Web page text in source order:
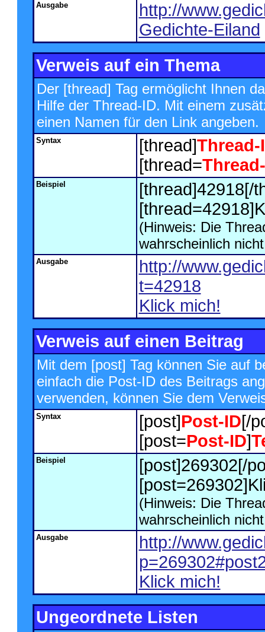
Ausgabe
http://
Gedichte-Eiland
Verweis auf ein Thema
Der [thread] Tag ermöglicht Ihnen
Hilfe der Thread-ID. Mit einem
einen Namen für den Link angeben.
Syntax [thread]Thread-
[thread=
Beispiel
[thread]42918[/
(Hinweis: Die
wahrscheinlich
Ausgabe
http://
t=42918
Klick mich!
Verweis auf einen Beitrag
Mit dem [post] Tag können Sie auf
einfach die Post-ID des Beitrags
verwenden, können Sie dem
Syntax [post]Post-ID[/
[post=Post-ID]
Beispiel
[post]269302[/
(Hinweis: Die
wahrscheinlich
Ausgabe
http://
Klick mich!
Ungeordnete Listen